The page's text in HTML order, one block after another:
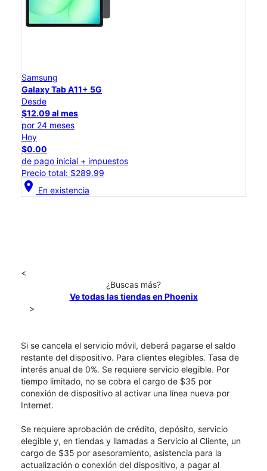
Samsung
Galaxy Tab A11+ 5G
Desde
$12.09 al mes
por 24 meses
Hoy
$0.00
de pago inicial + impuestos
Precio total: $289.99
location_on En existencia
<
¿Buscas más?
Ve todas las tiendas en Phoenix
>
Si se cancela el servicio móvil, deberá pagarse el saldo
restante del dispositivo. Para clientes elegibles. Tasa de
interés anual de 0%. Se requiere servicio elegible. Por
tiempo limitado, no se cobra el cargo de $35 por
conexión de dispositivo al activar una línea nueva por
Internet.
Se requiere aprobación de crédito, depósito, servicio
elegible y, en tiendas y llamadas a Servicio al Cliente, un
cargo de $35 por asesoramiento, asistencia para la
actualización o conexión del dispositivo, a pagar al